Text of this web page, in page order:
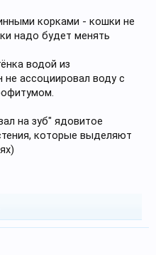
корками - кошки не
надо будет менять
водой из
не ассоциировал воду с
на зуб" ядовитое
которые выделяют